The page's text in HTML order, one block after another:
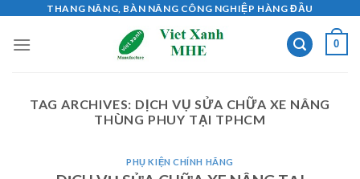
content
THANG NÂNG, BÀN NÂNG CÔNG NGHIỆP HÀNG ĐẦU
0
TAG ARCHIVES: DỊCH VỤ SỬA CHỮA XE NÂNG
THÙNG PHUY TẠI TPHCM
PHỤ KIỆN CHÍNH HÃNG